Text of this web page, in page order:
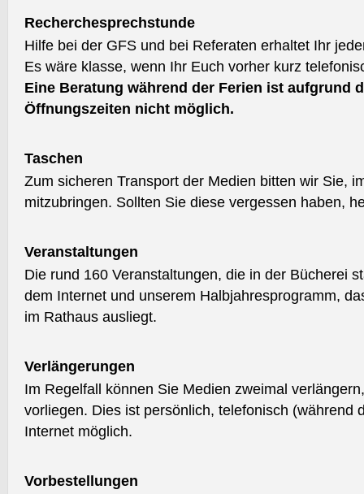
Recherchesprechstunde
Hilfe bei der GFS und bei Referaten erhaltet Ihr
Es wäre klasse, wenn Ihr Euch vorher kurz
Eine Beratung während der Ferien ist aufgrund
Öffnungszeiten nicht möglich.
Taschen
Zum sicheren Transport der Medien bitten wir Sie,
mitzubringen. Sollten Sie diese vergessen haben,
Veranstaltungen
Die rund 160 Veranstaltungen, die in der Bücherei
dem Internet und unserem Halbjahresprogramm,
im Rathaus ausliegt.
Verlängerungen
Im Regelfall können Sie Medien zweimal
vorliegen. Dies ist persönlich, telefonisch (während
Internet möglich.
Vorbestellungen